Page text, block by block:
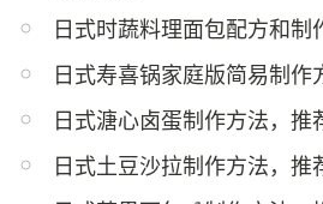
日式时蔬料理面包配方和制
日式寿喜锅家庭版简易制作
日式溏心卤蛋制作方法，推
日式土豆沙拉制作方法，推